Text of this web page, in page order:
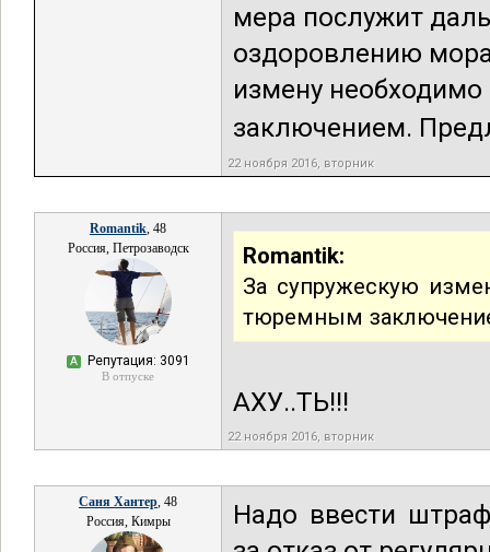
мера послужит
оздоровлению
измену
заключением.
22 ноября 2016, вторник
Romantik, 48
Россия, Петрозаводск
А Репутация: 3091
В отпуске
Romantik:
За супружескую
тюремным
АХУ..ТЬ!!!
22 ноября 2016, вторник
Саня Хантер, 48
Россия, Кимры
Надо ввести